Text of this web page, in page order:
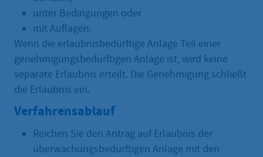
unter Bedingungen oder
mit Auflagen.
Wenn die erlaubnisbedürftige Anlage Teil einer
genehmigungsbedürftigen Anlage ist, wird keine
separate Erlaubnis erteilt. Die Genehmigung schließt
die Erlaubnis ein.
Verfahrensablauf
Reichen Sie den Antrag auf Erlaubnis der
überwachungsbedürftigen Anlage mit den